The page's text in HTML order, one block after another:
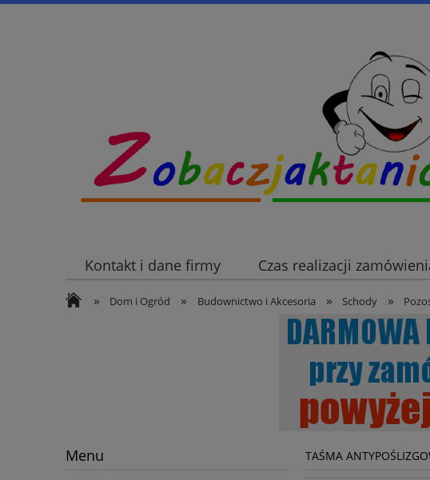
Kontakt i dane firmy Czas realizacji
» Dom i Ogród » Budownictwo i Akcesoria » Schody »
Menu TAŚMA